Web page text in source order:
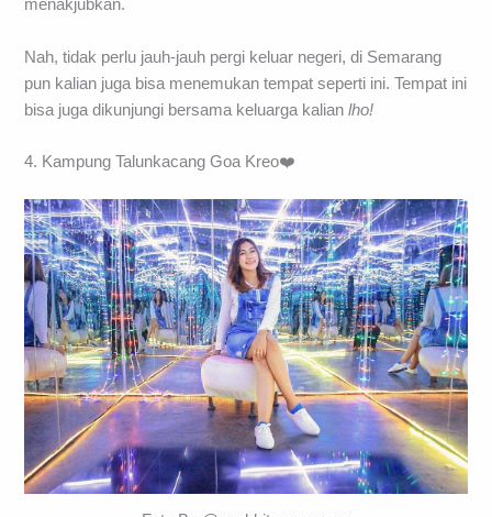
menakjubkan.
Nah, tidak perlu jauh-jauh pergi keluar negeri, di Semarang
pun kalian juga bisa menemukan tempat seperti ini. Tempat ini
bisa juga dikunjungi bersama keluarga kalianlho!
4. Kampung Talunkacang Goa Kreo❤️